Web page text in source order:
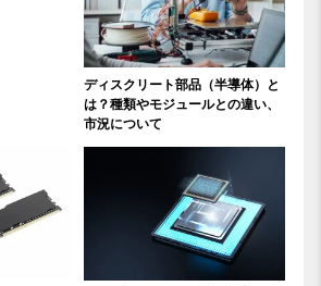
ディスクリート部品（半導体）と
は？種類やモジュールとの違い、
市況について